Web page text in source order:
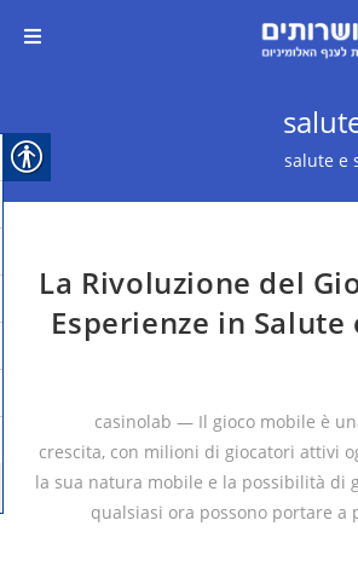
salute e
La Rivoluzione del
Esperienze in Salute
casinolab — Il gioco mobile è
crescita, con milioni di giocatori attivi
la sua natura mobile e la possibilità di
qualsiasi ora possono portare a